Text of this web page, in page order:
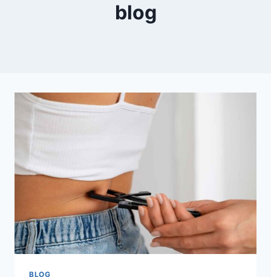
blog
BLOG